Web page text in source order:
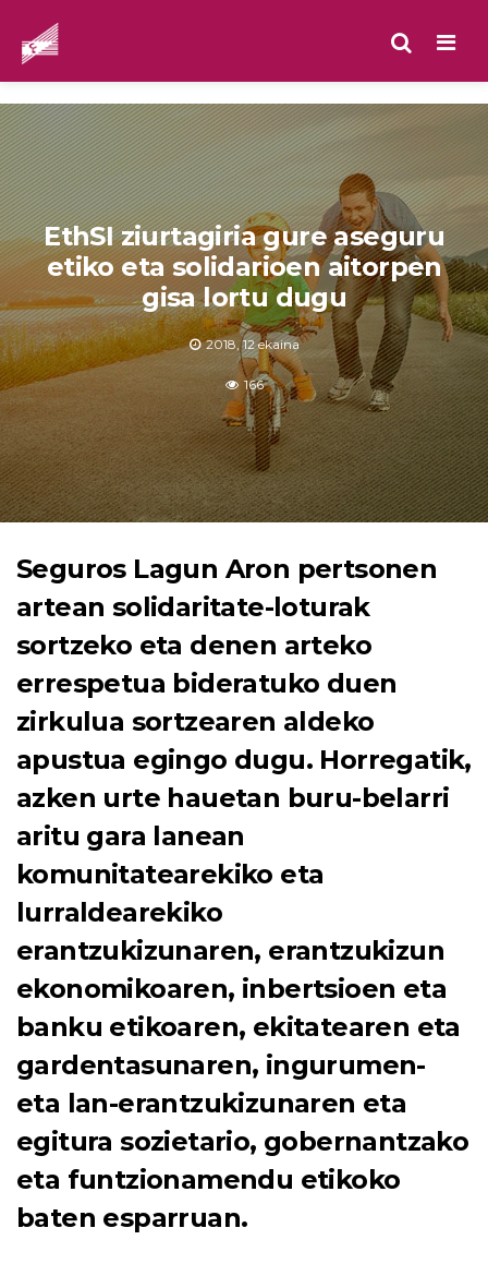
EthSI ziurtagiria gure aseguru
etiko eta solidarioen aitorpen
gisa lortu dugu
2018, 12 ekaina
166
Seguros Lagun Aron pertsonen
artean solidaritate-loturak
sortzeko eta denen arteko
errespetua bideratuko duen
zirkulua sortzearen aldeko
apustua egingo dugu. Horregatik,
azken urte hauetan buru-belarri
aritu gara lanean
komunitatearekiko eta
lurraldearekiko
erantzukizunaren, erantzukizun
ekonomikoaren, inbertsioen eta
banku etikoaren, ekitatearen eta
gardentasunaren, ingurumen-
eta lan-erantzukizunaren eta
egitura sozietario, gobernantzako
eta funtzionamendu etikoko
baten esparruan.